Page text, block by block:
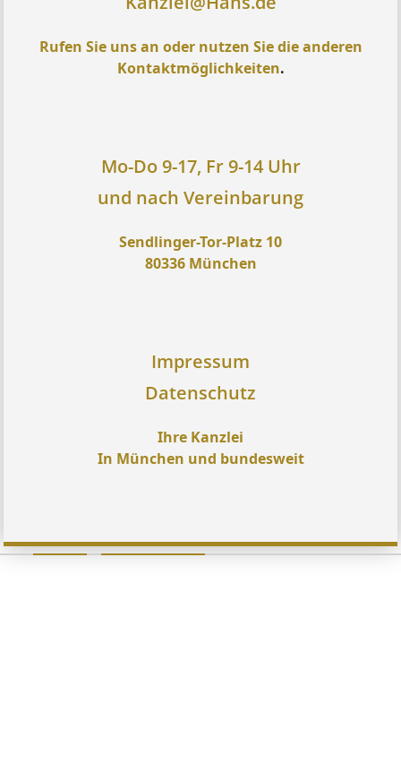
Rufen Sie uns an oder nutzen Sie die anderen
Kontaktmöglichkeiten.
Mo-Do 9-17, Fr 9-14 Uhr
und nach Vereinbarung
Sendlinger-Tor-Platz 10
80336 München
Impressum
Datenschutz
Ihre Kanzlei
In München und bundesweit